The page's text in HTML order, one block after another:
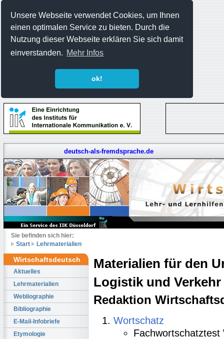
Unsere Webseite verwendet Cookies, um Ihnen
einen optimalen Service zu bieten. Durch die
Nutzung dieser Webseite erklären Sie sich damit
einverstanden. Mehr Infos
ok!
deutsch-als-fremdsprache.de
Sie befinden sich hier:
Start
Lehrmaterialien
Wirtschaftsdeutsch
Aktuelles
Lehrmaterialien
Webliographie
Bibliographie
E-Mail-Infobriefe
Etymologie
Materialien für den
Logistik und Verkehr
Redaktion
Wortschatz
Fachwortschatztest